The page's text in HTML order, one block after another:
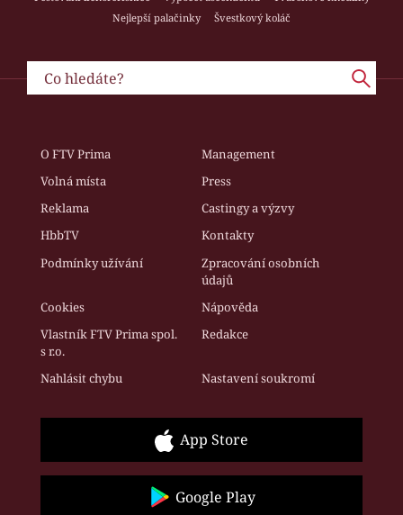
Nejlepší palačinky
Švestkový koláč
O FTV Prima
Management
Volná místa
Press
Reklama
Castingy a výzvy
HbbTV
Kontakty
Podmínky užívání
Zpracování osobních
údajů
Cookies
Nápověda
Vlastník FTV Prima spol.
s r.o.
Redakce
Nahlásit chybu Nastavení soukromí
App Store
Google Play